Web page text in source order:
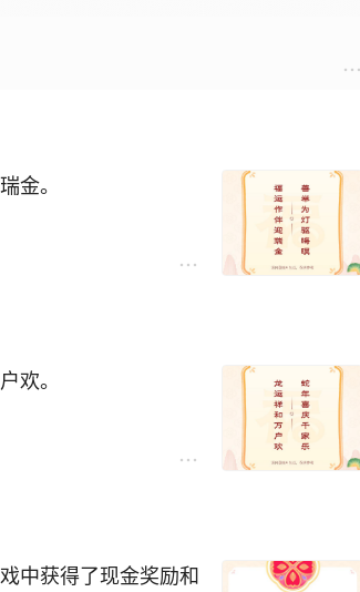
金。
欢。
中获得了现金奖励和